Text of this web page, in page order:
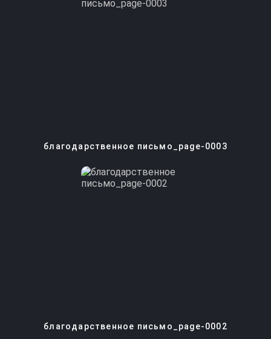
благодарственное письмо_page-0003
благодарственное письмо_page-0002